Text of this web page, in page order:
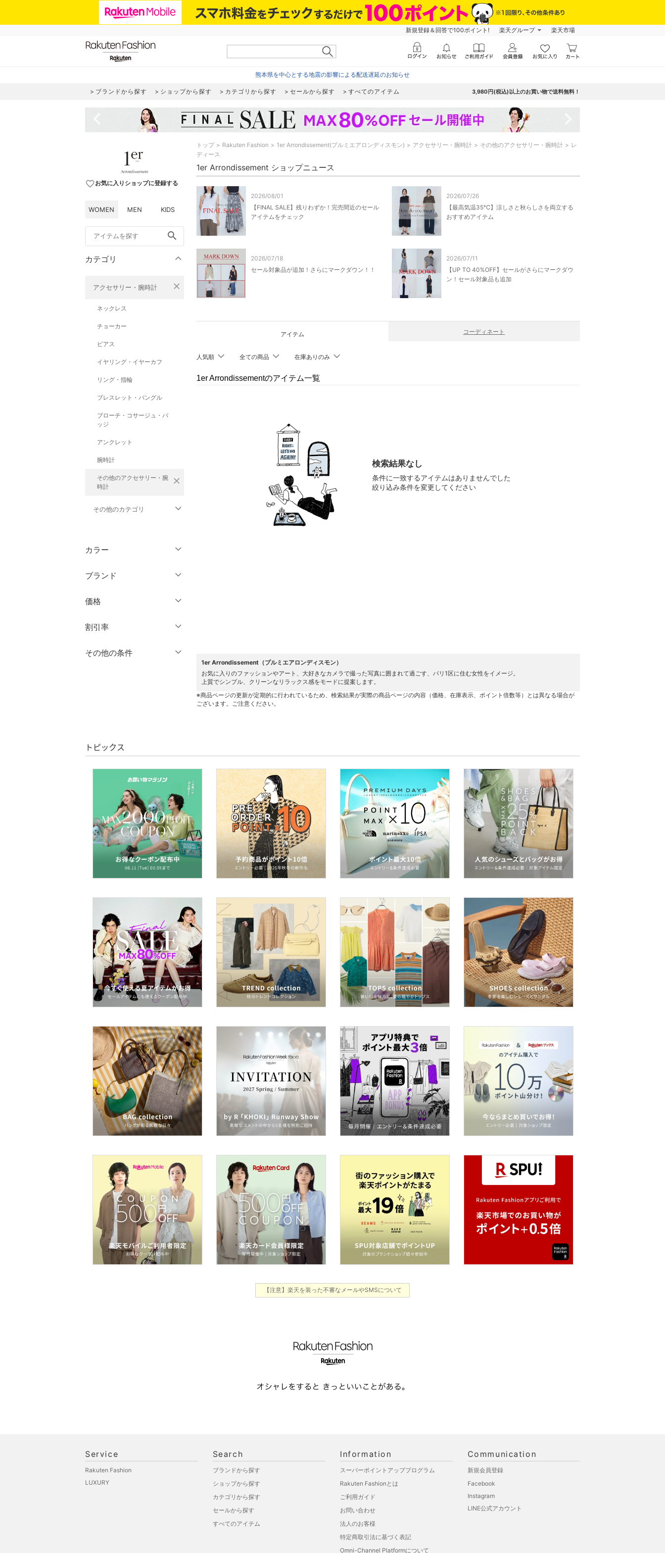
新規登録＆回答で100ポイント! 楽天グループ 楽天市場
熊本県を中心とする地震の影響による配送遅延のお知らせ
ブランドから探す ショップから探す カテゴリから探す セールから探す すべてのアイテム 3,980円(税込)以上のお買い物で送料無料！
favorite_borderお気に入りショップに登録する
WOMEN MEN KIDS
search
カテゴリ
アクセサリー・腕時計 close
ネックレス
チョーカー
ピアス
イヤリング・イヤーカフ
リング・指輪
ブレスレット・バングル
ブローチ・コサージュ・バ
ッジ
アンクレット
腕時計
その他のアクセサリー・腕
時計
close
その他のカテゴリ
ジャケット・アウター
パンツ
ワンピース・ドレス
スカート
オールインワン・オーバ
ーオール
靴下・レッグウェア
ファッション雑貨
財布・ポーチ・ケース
帽子
ヘアアクセサリー
マタニティウェア・ベビ
ー用品
水着・スイムグッズ
着物・浴衣・和装小物
スキンケア
ベースメイク
ネイル
ボディケア・オーラルケ
ア
ヘアケア
フレグランス
コフレ・キット・セット
食器・調理器具・キッチ
ン用品
インテリア・生活雑貨
スマホグッズ・オーディ
オ機器
カラー
クリア
ブランド
価格
絞り込み
割引率
％OFF～ ％OFF
その他の条件
トップ Rakuten Fashion 1er Arrondissement(プルミエアロンディスモン) アクセサリー・腕時計 その他のアクセサリー・腕時計
レ
ディース
1er Arrondissement ショップニュース
2026/08/01
【FINAL SALE】残りわずか！完売間近のセール
アイテムをチェック
2026/07/26
【最高気温35℃】涼しさと秋らしさを両立する
おすすめアイテム
2026/07/18
セール対象品が追加！さらにマークダウン！！
2026/07/11
【UP TO 40%OFF】セールがさらにマークダウ
ン！セール対象品も追加
アイテム コーディネート
人気順 全ての商品 在庫ありのみ
1er Arrondissementのアイテム一覧
検索結果なし
条件に一致するアイテムはありませんでした
絞り込み条件を変更してください
1er Arrondissement（プルミエアロンディスモン）
お気に入りのファッションやアート、大好きなカメラで撮った写真に囲まれて過ごす、パリ1区に住む女性をイメージ。
上質でシンプル、クリーンなリラックス感をモードに提案します。
※商品ページの更新が定期的に行われているため、検索結果が実際の商品ページの内容（価格、在庫表示、ポイント倍数等）とは異なる場合が
ございます。ご注意ください。
トピックス
【注意】楽天を装った不審なメールやSMSについて
Service
Rakuten Fashion
LUXURY
Search
ブランドから探す
ショップから探す
カテゴリから探す
セールから探す
すべてのアイテム
Information
スーパーポイントアッププログラム
Rakuten Fashionとは
ご利用ガイド
お問い合わせ
法人のお客様
特定商取引法に基づく表記
Omni-Channel Platformについて
Communication
新規会員登録
Facebook
Instagram
LINE公式アカウント